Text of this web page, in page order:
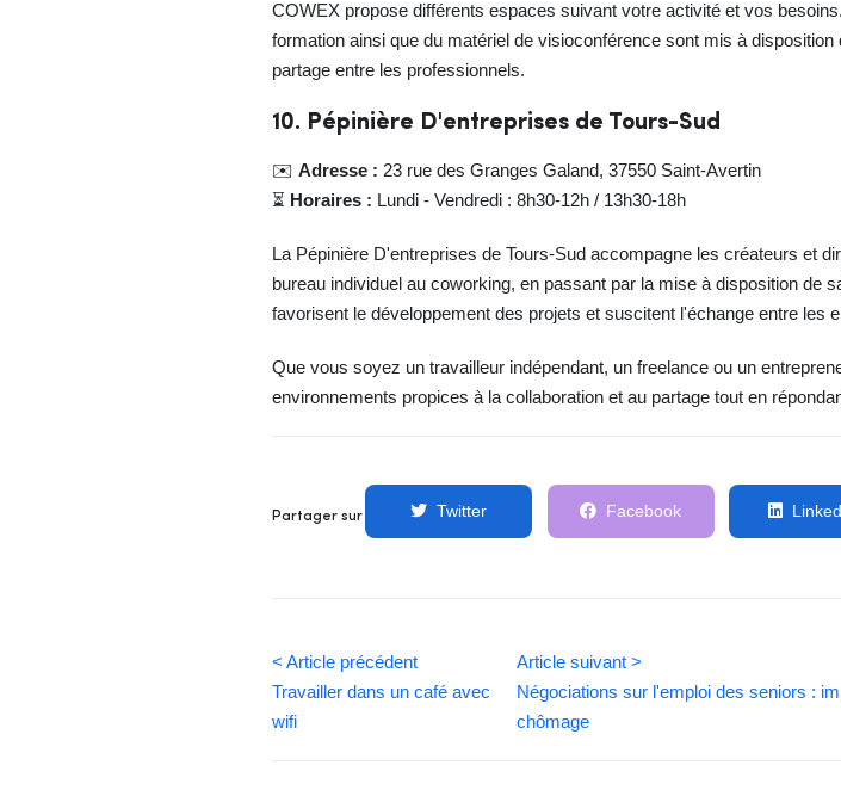
COWEX propose différents espaces suivant votre activité et vos
formation ainsi que du matériel de visioconférence sont mis à
partage entre les professionnels.
10. Pépinière D'entreprises de Tours-Sud
✉️ Adresse : 23 rue des Granges Galand, 37550 Saint-Avertin
⏳ Horaires : Lundi - Vendredi : 8h30-12h / 13h30-18h
La Pépinière D'entreprises de Tours-Sud accompagne les créateurs et
bureau individuel au coworking, en passant par la mise à disposition de
favorisent le développement des projets et suscitent l'échange entre les
Que vous soyez un travailleur indépendant, un freelance ou un
environnements propices à la collaboration et au partage tout en
Partager sur Twitter Facebook
< Article précédent
Travailler dans un café avec
wifi
Article suivant >
Négociations sur l'emploi des seniors :
chômage